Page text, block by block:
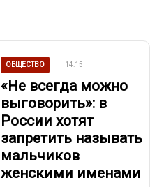
ОБЩЕСТВО 14:15
«Не всегда можно
выговорить»: в
России хотят
запретить называть
мальчиков
женскими именами